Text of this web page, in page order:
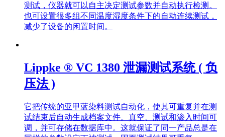
测试，仪器就可以自主决定测试参数并自动执行检测。
也可设置很多组不同温度湿度条件下的自动连续测试，
减少了设备的闲置时间。
Lippke ® VC 1380 泄漏测试系统 ( 负
压法 )
它把传统的亚甲蓝染料测试自动化，使其可重复并在测
试结束后自动生成档案文件。真空、测试和渗入时间可
调，并可存储在数据库中。这就保证了同一产品总是在